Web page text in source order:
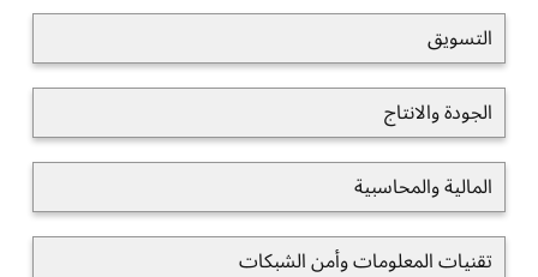
التسويق
الجودة والانتاج
المالية والمحاسبية
تقنيات المعلومات وأمن الشبكات